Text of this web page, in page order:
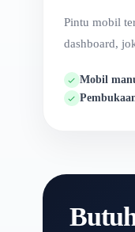
Pintu mobil
dashboard,
Mobil